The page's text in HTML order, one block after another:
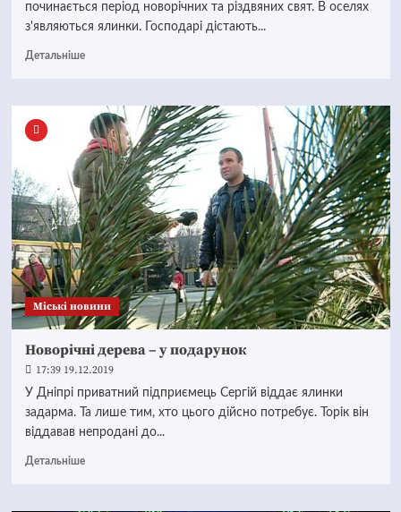
починається період новорічних та різдвяних свят. В оселях
з'являються ялинки. Господарі дістають...
Детальніше
Mіські новини
Новорічні дерева – у подарунок
17:39 19.12.2019
У Дніпрі приватний підприємець Сергій віддає ялинки
задарма. Та лише тим, хто цього дійсно потребує. Торік він
віддавав непродані до...
Детальніше